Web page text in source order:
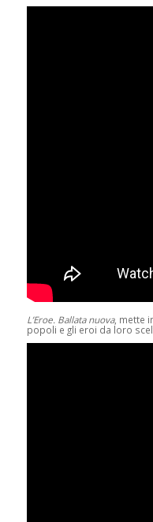
L’Eroe. Ballata nuova, mette
popoli e gli eroi da loro